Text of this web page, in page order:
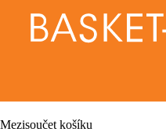
Mezisoučet košíku